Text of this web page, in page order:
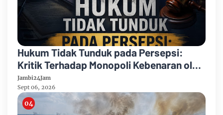
Hukum Tidak Tunduk pada Persepsi:
Kritik Terhadap Monopoli Kebenaran oleh
Media dan Aktivis
Jambi24Jam
Sept 06, 2026